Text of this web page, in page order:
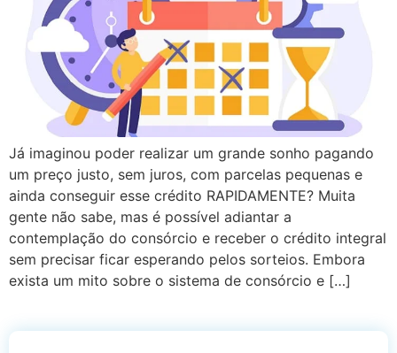
Já imaginou poder realizar um grande sonho pagando
um preço justo, sem juros, com parcelas pequenas e
ainda conseguir esse crédito RAPIDAMENTE? Muita
gente não sabe, mas é possível adiantar a
contemplação do consórcio e receber o crédito integral
sem precisar ficar esperando pelos sorteios. Embora
exista um mito sobre o sistema de consórcio e […]